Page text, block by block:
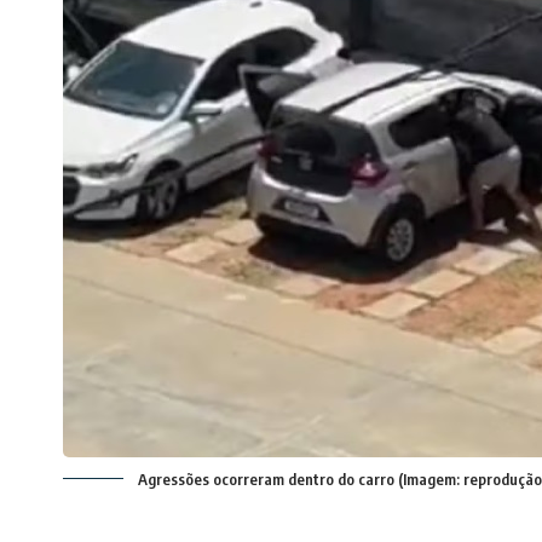
Agressões ocorreram dentro do carro (Imagem: